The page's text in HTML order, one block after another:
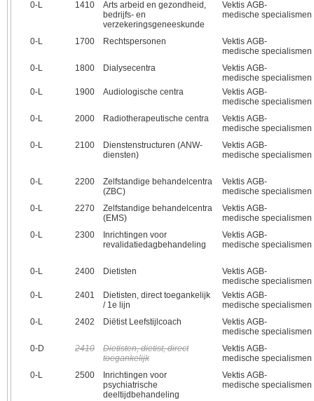
0‑L 1410
Arts arbeid en gezondheid,
bedrijfs- en
verzekeringsgeneeskunde
Vektis AGB-
medische specialismen
0‑L 1700 Rechtspersonen
Vektis AGB-
medische specialismen
0‑L
1800 Dialysecentra
Vektis AGB-
medische specialismen
0‑L
1900 Audiologische centra
Vektis AGB-
medische specialismen
0‑L
2000 Radiotherapeutische centra
Vektis AGB-
medische specialismen
0‑L
2100
Dienstenstructuren (ANW-
diensten)
Vektis AGB-
medische specialismen
0‑L 2200
Zelfstandige behandelcentra
(ZBC)
Vektis AGB-
medische specialismen
0‑L
2270
Zelfstandige behandelcentra
(EMS)
Vektis AGB-
medische specialismen
0‑L
2300
Inrichtingen voor
revalidatiedagbehandeling
Vektis AGB-
medische specialismen
0‑L 2400 Dietisten
Vektis AGB-
medische specialismen
0‑L
2401
Dietisten, direct toegankelijk
/ 1e lijn
Vektis AGB-
medische specialismen
0‑L
2402 Diëtist Leefstijlcoach
Vektis AGB-
medische specialismen
0‑D
2410
Dietisten, dietist, direct
toegankelijk
Vektis AGB-
medische specialismen
0‑L
2500
Inrichtingen voor
psychiatrische
deeltijdbehandeling
Vektis AGB-
medische specialismen